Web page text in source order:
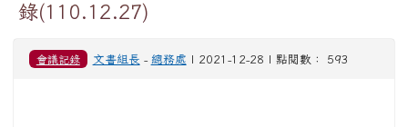
錄(110.12.27)
會議記錄 文書組長 - 總務處 | 2021-12-28 | 點閱數： 593